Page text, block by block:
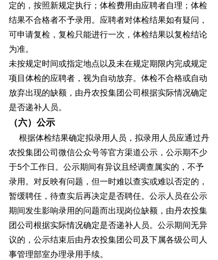
定的，按照新规定执行；体检费用由应聘者自理；体检
结果不合格者不予录用。应聘者对体检结果如有疑问，
可申请复检，复检只能进行一次，体检结果以复检结论
为准。
未按规定时间或指定地点以及未在规定期限内完成规定
项目体检的应聘者，视为自动放弃。体检不合格或自动
放弃出现的缺额，由丹农投集团公司根据实际情况确定
是否递补人员。
（六）公示
根据体检结果确定拟录用人员，拟录用人员应通过丹
农投集团公司微信公众号等官方渠道公示，公示期不少
于5个工作日。公示期间有异议且经调查属实的，不予
录用。对反映有问题，但一时难以查实或难以否定的，
暂缓聘任，待查实后再决定是否聘任。公示人员在公示
期间发生影响录用的问题而出现岗位缺额，由丹农投集
团公司根据实际情况确定是否递补人员。公示期间无异
议的，公示结束后由丹农投集团公司及下属各级公司人
事管理部室办理录用手续。